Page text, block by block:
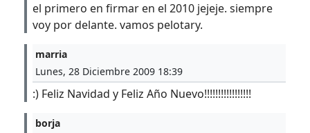
el primero en firmar en el 2010 jejeje. siempre
voy por delante. vamos pelotary.
marria
Lunes, 28 Diciembre 2009 18:39
:) Feliz Navidad y Feliz Año Nuevo!!!!!!!!!!!!!!!!!
borja